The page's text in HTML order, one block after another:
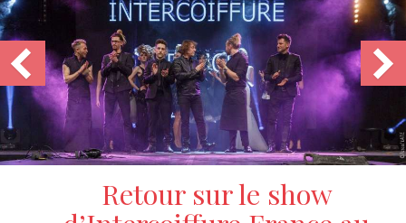
Portrait de FLORENT
DEBRUXELLES